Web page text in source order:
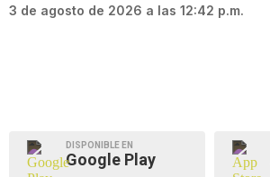
3 de agosto de 2026 a las 12:42 p.m.
DISPONIBLE EN
Google Play